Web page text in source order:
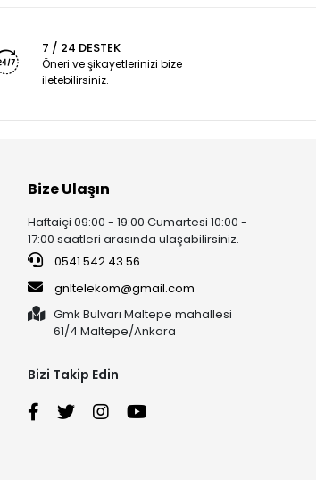
7 / 24 DESTEK
Öneri ve şikayetlerinizi bize
iletebilirsiniz.
Bize Ulaşın
Haftaiçi 09:00 - 19:00 Cumartesi 10:00 -
17:00 saatleri arasında ulaşabilirsiniz.
0541 542 43 56
gnltelekom@gmail.com
Gmk Bulvarı Maltepe mahallesi
61/4 Maltepe/Ankara
Bizi Takip Edin